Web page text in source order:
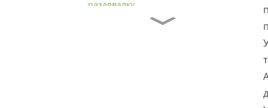
Яркий Пластиковый